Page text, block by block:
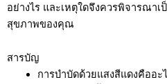
อย่างไร และเหตุใดจึงควรพิจารณา
สุขภาพของคุณ
สารบัญ
การบำบัดด้วยแสงสีแดงคืออะ